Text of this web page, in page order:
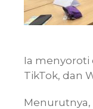
Ia menyoroti
TikTok, dan